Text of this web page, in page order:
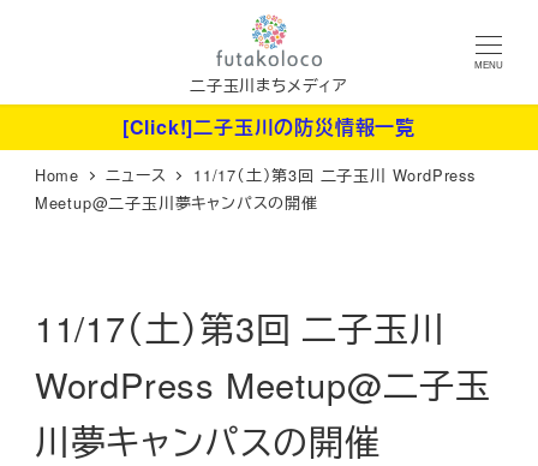
ン
二子玉川まちメディア
MENU
[Click!]二子玉川の防災情報一覧
Home ニュース
11/17（土）第3回 二子玉川 WordPress
Meetup@二子玉川夢キャンパスの開催
11/17（土）第3回 二子玉川
WordPress Meetup@二子玉
川夢キャンパスの開催